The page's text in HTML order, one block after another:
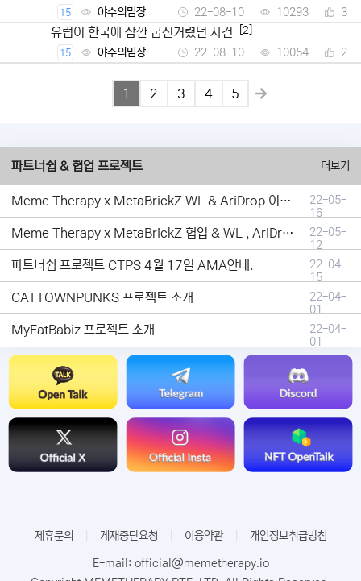
15 야수의밈장 22-08-10 10293 3
유럽이 한국에 잠깐 굽신거렸던 사건 [2]
15 야수의밈장 22-08-10 10054 2
1 2 3 4 5
파트너쉽 & 협업 프로젝트 더보기
Meme Therapy x MetaBrickZ WL & AriDrop 이벤트 결과안내!
22-05-
16
Meme Therapy x MetaBrickZ 협업 & WL , AriDrop 이벤트 안내
22-05-
12
파트너쉽 프로젝트 CTPS 4월 17일 AMA안내.
22-04-
15
CATTOWNPUNKS 프로젝트 소개
22-04-
01
MyFatBabiz 프로젝트 소개
22-04-
01
제휴문의 게재중단요청 이용약관 개인정보취급방침
E-mail: official@memetherapy.io